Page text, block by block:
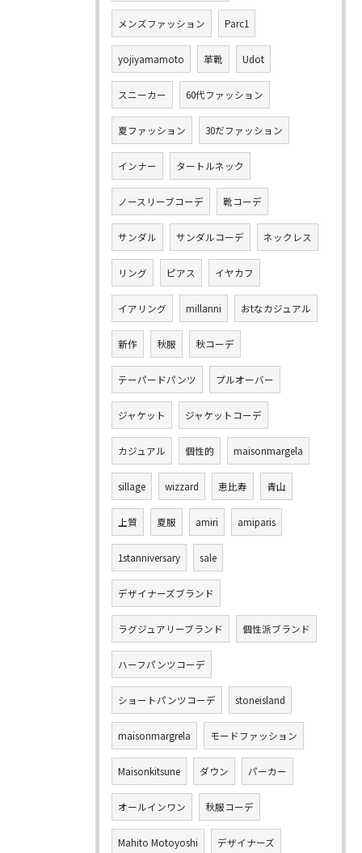
メンズファッション Parc1
yojiyamamoto 革靴 Udot
スニーカー 60代ファッション
夏ファッション 30だファッション
インナー タートルネック
ノースリーブコーデ 靴コーデ
サンダル サンダルコーデ ネックレス
リング ピアス イヤカフ
イアリング millanni おtなカジュアル
新作 秋服 秋コーデ
テーパードパンツ プルオーバー
ジャケット ジャケットコーデ
カジュアル 個性的 maisonmargela
sillage wizzard 恵比寿 青山
上質 夏服 amiri amiparis
1stanniversary sale
デザイナーズブランド
ラグジュアリーブランド 個性派ブランド
ハーフパンツコーデ
ショートパンツコーデ stoneisland
maisonmargrela モードファッション
Maisonkitsune ダウン パーカー
オールインワン 秋服コーデ
Mahito Motoyoshi デザイナーズ